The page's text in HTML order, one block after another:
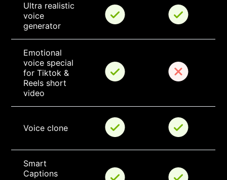
Ultra realistic
voice
generator
Emotional
voice special
for Tiktok &
Reels short
video
Voice clone
Smart
Captions